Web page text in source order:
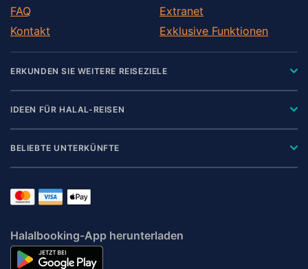
FAQ
Kontakt
Extranet
Exklusive Funktionen
ERKUNDEN SIE WEITERE REISEZIELE
IDEEN FÜR HALAL-REISEN
BELIEBTE UNTERKÜNFTE
Halalbooking-App herunterladen